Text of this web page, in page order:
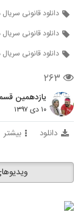
دانلود قانونی
دانلود قانونی
دانلود قانونی
۲۶۳
یازدهمین
۱۰ دی ۱۳۹۷
دانلود بیشتر